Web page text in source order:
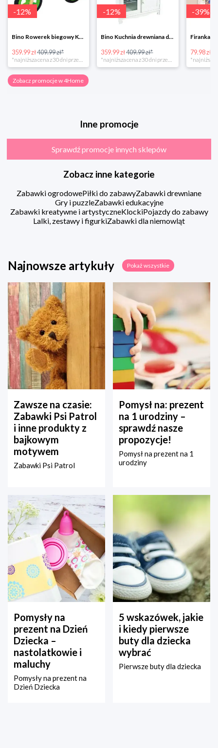
-12%
Bino Rowerek biegowy Krecik
359.99 zł409.99 zł*
-12%
Bino Kuchnia drewniana dla dzieci Provence
359.99 zł409.99 zł*
-39%
79.98 zł
Zobacz promocje w 4Home
Inne promocje
Sprawdź promocje innych sklepów
Zobacz inne kategorie
Zabawki ogrodowePiłki do zabawyZabawki drewniane
Gry i puzzleZabawki edukacyjne
Zabawki kreatywne i artystyczneKlockiPojazdy do zabawy
Lalki, zestawy i figurkiZabawki dla niemowląt
Najnowsze artykuły Pokaż wszystkie
Zawsze na czasie:
Zabawki Psi Patrol
i inne produkty z
bajkowym
motywem
Zabawki Psi Patrol
Pomysł na: prezent
na 1 urodziny –
sprawdź nasze
propozycje!
Pomysł na prezent na 1
urodziny
Pomysły na
prezent na Dzień
Dziecka –
nastolatkowie i
maluchy
Pomysły na prezent na
Dzień Dziecka
5 wskazówek, jakie
i kiedy pierwsze
buty dla dziecka
wybrać
Pierwsze buty dla dziecka